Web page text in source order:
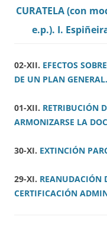
CURATELA (con
e.p.). I.
02-XII. EFECTOS
DE UN PLAN GENERAL.
01-XII. RETRIBUCIÓN
ARMONIZARSE LA
30-XI. EXTINCIÓN
29-XI. REANUDACIÓN
CERTIFICACIÓN